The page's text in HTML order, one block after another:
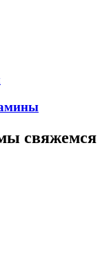
свяжемся